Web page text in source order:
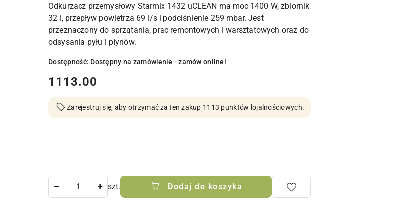
Odkurzacz przemysłowy Starmix 1432 uCLEAN ma moc 1400 W, zbiornik
32 l, przepływ powietrza 69 l/s i podciśnienie 259 mbar. Jest
przeznaczony do sprzątania, prac remontowych i warsztatowych oraz do
odsysania pyłu i płynów.
Dostępność: Dostępny na zamówienie - zamów online!
cena:
1113.00
Zarejestruj się, aby otrzymać za ten zakup 1113 punktów lojalnościowych.
szt. Dodaj do koszyka